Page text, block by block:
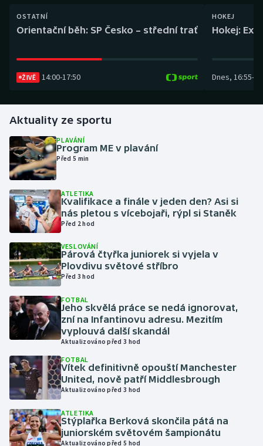
Dostihy
Futsal
Golf
Gymnastika
Házená
Jezdectví
Judo
Krasobruslení
Lezení
Lyže a snowboard
Moderní pětiboj
Motorsport
Olympijské hry
Parasport
OSTATNÍ
Orientační běh: SP Česko – střední trať
ŽIVĚ 14:00-17:50
HOKEJ
Hokej:
Dnes, 16:55-
Aktuality ze sportu
PLAVÁNÍ
Program ME v plavání
Před 5 min
ATLETIKA
Kvalifikace a finále v jeden den? Asi si
nás pletou s vícebojaři, rýpl si Staněk
Před 2 hod
VESLOVÁNÍ
Párová čtyřka juniorek si vyjela v
Plovdivu světové stříbro
Před 3 hod
FOTBAL
Jeho skvělá práce se nedá ignorovat,
zní na Infantinovu adresu. Mezitím
vyplouvá další skandál
Aktualizováno před 3 hod
FOTBAL
Vítek definitivně opouští Manchester
United, nově patří Middlesbrough
Aktualizováno před 3 hod
ATLETIKA
Stýplařka Berková skončila pátá na
juniorském světovém šampionátu
Aktualizováno před 5 hod